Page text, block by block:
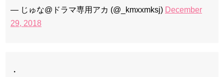
— じゅな@ドラマ専用アカ (@_kmxxmksj) December
29, 2018
・